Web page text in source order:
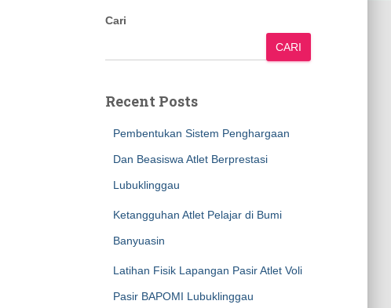
Cari
CARI
Recent Posts
Pembentukan Sistem Penghargaan
Dan Beasiswa Atlet Berprestasi
Lubuklinggau
Ketangguhan Atlet Pelajar di Bumi
Banyuasin
Latihan Fisik Lapangan Pasir Atlet Voli
Pasir BAPOMI Lubuklinggau